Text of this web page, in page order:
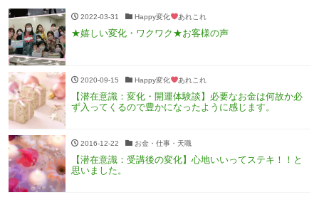
2022-03-31 Happy変化 あれこれ
★嬉しい変化・ワクワク★お客様の声
2020-09-15 Happy変化 あれこれ
【潜在意識：変化・開運体験談】必要なお金は何故か必
ず入ってくるので豊かになったように感じます。
2016-12-22 お金・仕事・天職
【潜在意識：受講後の変化】心地いいってステキ！！と
思いました。